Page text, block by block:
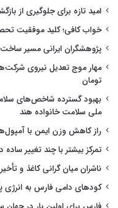
امید تازه برای جلوگیری از
خواب کافی؛ کلید موفقیت
پژوهشگران ایرانی مسیر
تومان
بهبود گسترده شاخص‌های
ملی سلامت خانواده هند
راز کاهش وزن ایمن با
تمرکز بیشتر با چند تغییر ساده
ناشران میان گرانی کاغذ و
کودهای دامی فارس به انرژی